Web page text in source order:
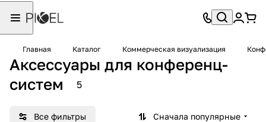
Главная Каталог Коммерческая визуализация
Аксессуары для конференц-
систем
5
Все фильтры Сначала популярные